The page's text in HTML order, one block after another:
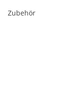
Zubehör